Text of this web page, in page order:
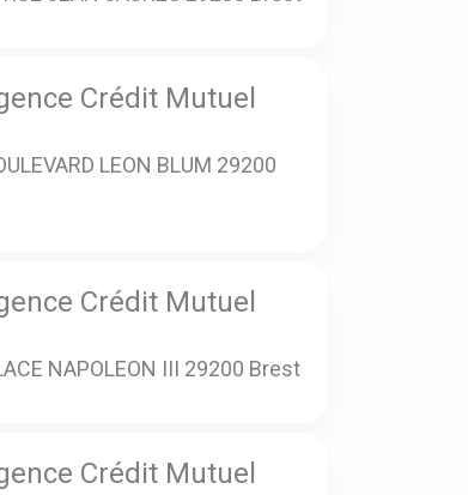
Crédit Mutuel
LEON BLUM 29200
Crédit Mutuel
NAPOLEON III 29200 Brest
Crédit Mutuel